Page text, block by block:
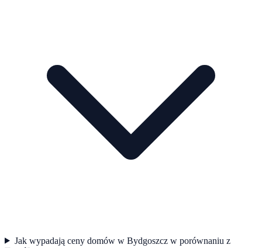
Jak wypadają ceny domów w Bydgoszcz w porównaniu z